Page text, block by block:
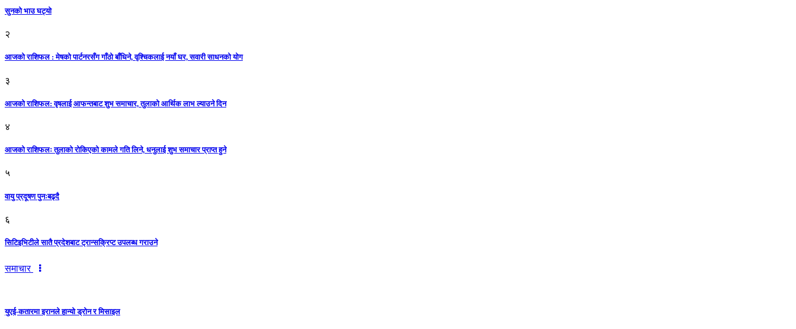
सुनको भाउ घट्याे
२
आजको राशिफल : मेषको पार्टनरसँग गाँठो बाँधिने, वृश्चिकलाई नयाँ घर, सवारी साधनकाे याेग
३
आजकाे राशिफल: वृषलाई आफन्तबाट शुभ समाचार, तुलाकाे आर्थिक लाभ ल्याउने दिन
४
आजको राशिफलः तुलाकाे रोकिएको कामले गति लिने, धनुलाई शुभ समाचार प्राप्त हुने
५
वायु प्रदूषण पुनःबढ्दै
६
सिटिइभिटीले सातै प्रदेशबाट ट्रान्सक्रिप्ट उपलब्ध गराउने
समाचार
युएई-कतारमा इरानले हान्यो ड्रोन र मिसाइल